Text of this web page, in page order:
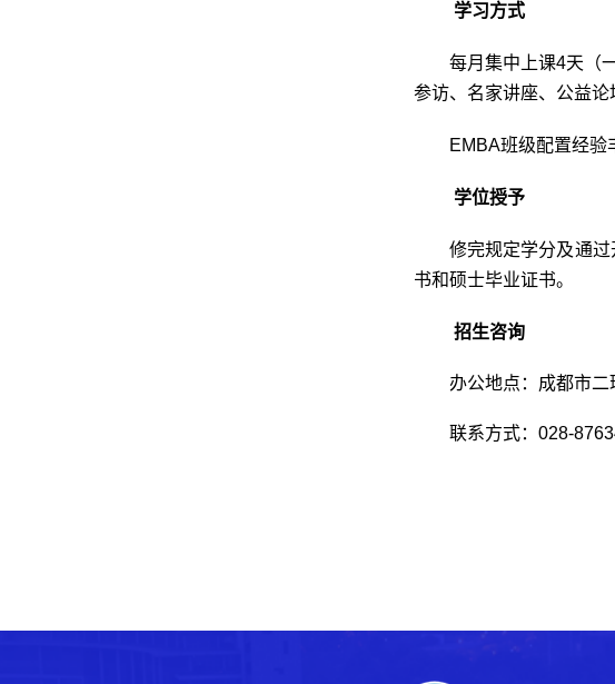
学习方式
每月集中上课4天（
参访、名家讲座、公益论
EMBA班级配置经验
学位授予
修完规定学分及通
书和硕士毕业证书。
招生咨询
办公地点：成都市二
联系方式： 028-